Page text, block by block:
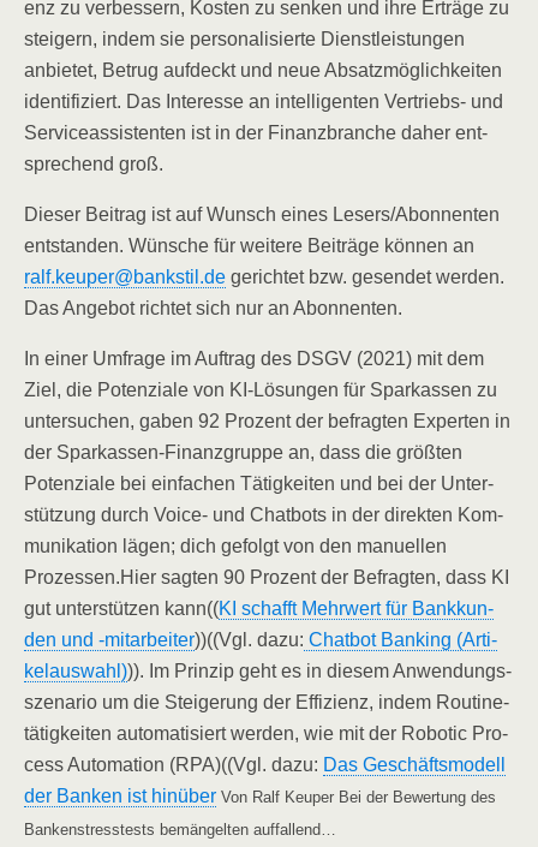
enz zu ver­bes­sern, Kos­ten zu sen­ken und ihre Erträ­ge zu
stei­gern, indem sie per­so­na­li­sier­te Dienst­leis­tun­gen
anbie­tet, Betrug auf­deckt und neue Absatz­mög­lich­kei­ten
iden­ti­fi­ziert. Das Inter­es­se an intel­li­gen­ten Ver­triebs- und
Ser­vice­as­sis­ten­ten ist in der Finanz­bran­che daher ent­
spre­chend groß.
Die­ser Bei­trag ist auf Wunsch eines Lesers/​Abonnenten
ent­stan­den. Wün­sche für wei­te­re Bei­trä­ge kön­nen an
ralf.keuper@bankstil.de gerich­tet bzw. gesen­det wer­den.
Das Ange­bot rich­tet sich nur an Abonnenten.
In einer Umfra­ge im Auf­trag des DSGV (2021) mit dem
Ziel, die Poten­zia­le von KI-Lösun­gen für Spar­kas­sen zu
unter­su­chen, gaben 92 Pro­zent der befrag­ten Exper­ten in
der Spar­kas­sen-Finanz­grup­pe an, dass die größ­ten
Poten­zia­le bei ein­fa­chen Tätig­kei­ten und bei der Unter­
stüt­zung durch Voice- und Chat­bots in der direk­ten Kom­
mu­ni­ka­ti­on lägen; dich gefolgt von den manu­el­len
Prozessen.Hier sag­ten 90 Pro­zent der Befrag­ten, dass KI
gut unter­stüt­zen kann((KI schafft Mehr­wert für Bank­kun­
den und ‑mit­ar­bei­ter))((Vgl. dazu: Chat­bot Ban­king (Arti­
kel­aus­wahl))). Im Prin­zip geht es in die­sem Anwen­dungs­
sze­na­rio um die Stei­ge­rung der Effi­zi­enz, indem Rou­ti­ne­
tä­tig­kei­ten auto­ma­ti­siert wer­den, wie mit der Robo­tic Pro­
cess Auto­ma­ti­on (RPA)((Vgl. dazu: Das Geschäfts­mo­dell
der Ban­ken ist hin­über Von Ralf Keu­per Bei der Bewer­tung des
Ban­ken­stress­tests bemän­gel­ten auffallend…